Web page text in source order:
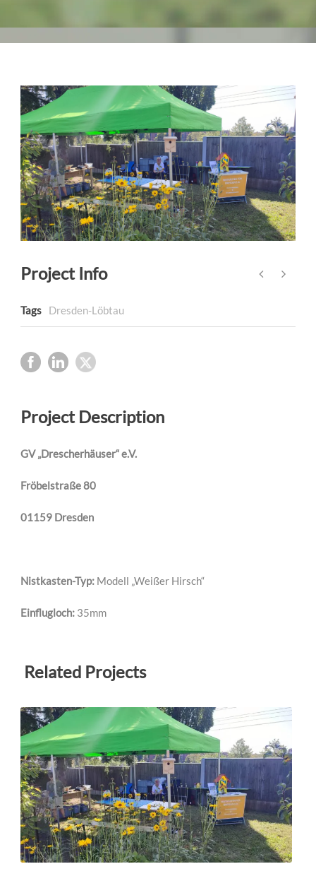
Project Info
Tags Dresden-Löbtau
Project Description
GV „Drescherhäuser“ e.V.
Fröbelstraße 80
01159 Dresden
Nistkasten-Typ: Modell „Weißer Hirsch“
Einflugloch: 35mm
Related Projects